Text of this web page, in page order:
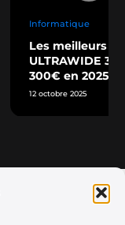
Informatique
Les meilleurs
ULTRAWIDE
300€ en 2025 !
12 octobre 2025